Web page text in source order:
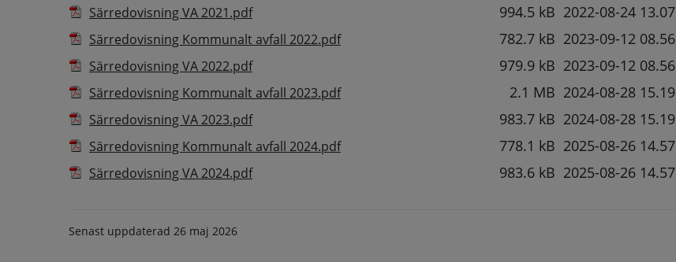
Särredovisning VA 2021.pdfPdf, 994.5 kB. 994.5 kB 2022-08-24 13.07
Särredovisning Kommunalt avfall 2022.pdfPdf, 782.7 kB. 782.7 kB 2023-09-12 08.56
Särredovisning VA 2022.pdfPdf, 979.9 kB. 979.9 kB 2023-09-12 08.56
Särredovisning Kommunalt avfall 2023.pdfPdf, 2.1 MB. 2.1 MB 2024-08-28 15.19
Särredovisning VA 2023.pdfPdf, 983.7 kB. 983.7 kB 2024-08-28 15.19
Särredovisning Kommunalt avfall 2024.pdfPdf, 778.1 kB. 778.1 kB 2025-08-26 14.57
Särredovisning VA 2024.pdfPdf, 983.6 kB. 983.6 kB 2025-08-26 14.57
Senast uppdaterad 26 maj 2026